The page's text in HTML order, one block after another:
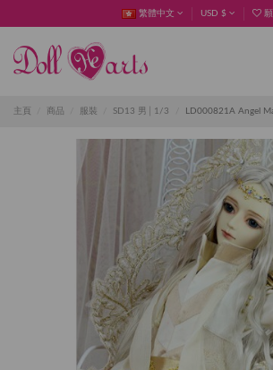
繁體中文 USD $
主頁 商品 服裝 SD13 男│1/3 LD000821A Angel